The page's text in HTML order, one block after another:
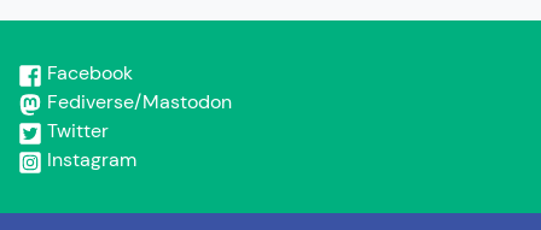
Facebook
Fediverse/Mastodon
Twitter
Instagram